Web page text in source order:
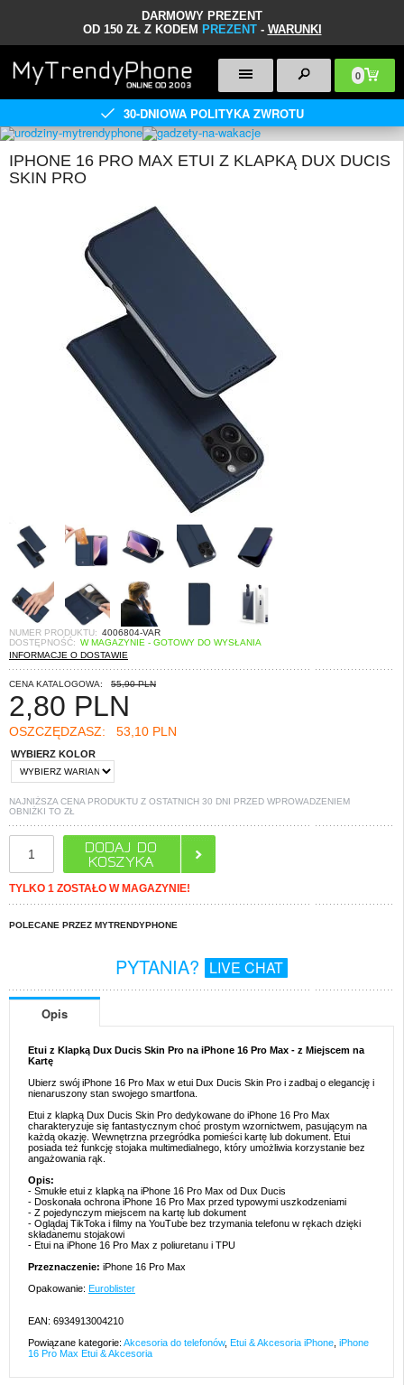
DARMOWY PREZENT
OD 150 ZŁ Z KODEM PREZENT- WARUNKI
0
30-DNIOWA POLITYKA ZWROTU
IPHONE 16 PRO MAX ETUI Z KLAPKĄ DUX DUCIS
SKIN PRO
NUMER PRODUKTU: 4006804-VAR
DOSTĘPNOŚĆ: W MAGAZYNIE - GOTOWY DO WYSŁANIA
INFORMACJE O DOSTAWIE
CENA KATALOGOWA: 55,90 PLN
2,80 PLN
OSZCZĘDZASZ: 53,10 PLN
WYBIERZ KOLOR
NAJNIŻSZA CENA PRODUKTU Z OSTATNICH 30 DNI PRZED WPROWADZENIEM
OBNIŻKI TO ZŁ
TYLKO 1 ZOSTAŁO W MAGAZYNIE!
POLECANE PRZEZ MYTRENDYPHONE
PYTANIA? LIVE CHAT
Opis
Etui z Klapką Dux Ducis Skin Pro na iPhone 16 Pro Max - z Miejscem na
Kartę
Ubierz swój iPhone 16 Pro Max w etui Dux Ducis Skin Pro i zadbaj o elegancję i
nienaruszony stan swojego smartfona.
Etui z klapką Dux Ducis Skin Pro dedykowane do iPhone 16 Pro Max
charakteryzuje się fantastycznym choć prostym wzornictwem, pasującym na
każdą okazję. Wewnętrzna przegródka pomieści kartę lub dokument. Etui
posiada też funkcję stojaka multimedialnego, który umożliwia korzystanie bez
angażowania rąk.
Opis:
- Smukłe etui z klapką na iPhone 16 Pro Max od Dux Ducis
- Doskonała ochrona iPhone 16 Pro Max przed typowymi uszkodzeniami
- Z pojedynczym miejscem na kartę lub dokument
- Oglądaj TikToka i filmy na YouTube bez trzymania telefonu w rękach dzięki
składanemu stojakowi
- Etui na iPhone 16 Pro Max z poliuretanu i TPU
Przeznaczenie: iPhone 16 Pro Max
Opakowanie: Euroblister
EAN: 6934913004210
Powiązane kategorie: Akcesoria do telefonów, Etui & Akcesoria iPhone iPhone
16 Pro Max Etui & Akcesoria